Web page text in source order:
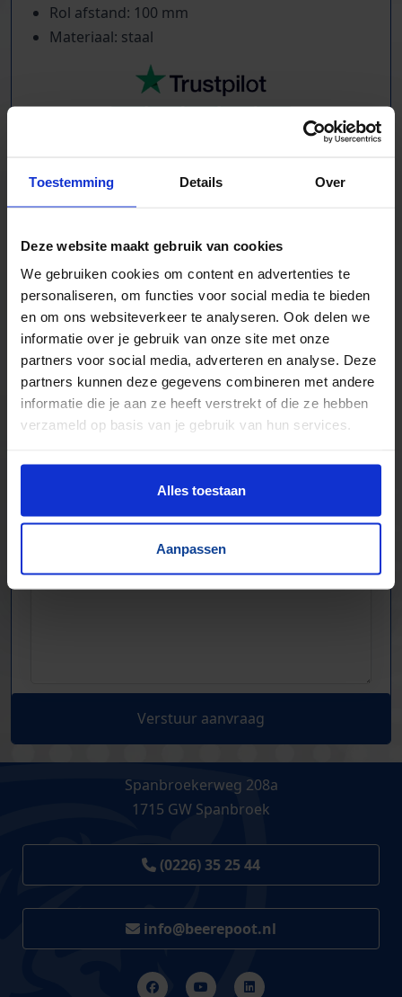
Toestemming Details Over
Deze website maakt gebruik van cookies
We gebruiken cookies om content en advertenties te
personaliseren, om functies voor social media te bieden
en om ons websiteverkeer te analyseren. Ook delen we
informatie over je gebruik van onze site met onze
partners voor social media, adverteren en analyse. Deze
partners kunnen deze gegevens combineren met andere
informatie die je aan ze heeft verstrekt of die ze hebben
verzameld op basis van je gebruik van hun services.
Alles toestaan
Aanpassen
Rol afstand: 100 mm
Materiaal: staal
Kilometers rollenbaan uit voorraad leverbaar
Bochten, harmonicabanen, wissels
Voor talloze toepassingen
Pakjes, doosjes, kratjes, pallets…
Verstuur aanvraag
Spanbroekerweg 208a
1715 GW Spanbroek
(0226) 35 25 44
info@beerepoot.nl